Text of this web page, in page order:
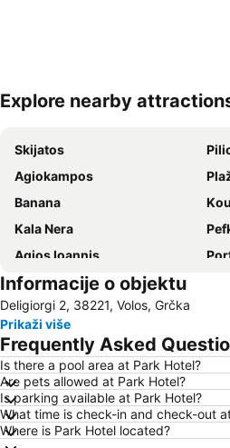
Explore nearby
Skijatos
Agiokampos
Banana
Kala Nera
Agios Ioannis
Agria
Alykes
Milopotamos
Achladies
Ρrehistoric settlement of Sesklo
To
Ovrios
Volos stadium
Informacije o objektu
Deligiorgi 2, 38221, Volos, Grčka
Prikaži više
Frequently Asked
Is there a pool area at Park Hotel?
Are pets allowed at Park Hotel?
Is parking available at Park Hotel?
What time is check-in and check-out
Where is Park Hotel located?